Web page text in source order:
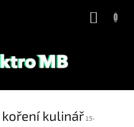
kulinář15-